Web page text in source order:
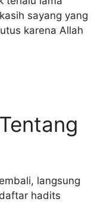
sayang yang
karena Allah
langsung
hadits